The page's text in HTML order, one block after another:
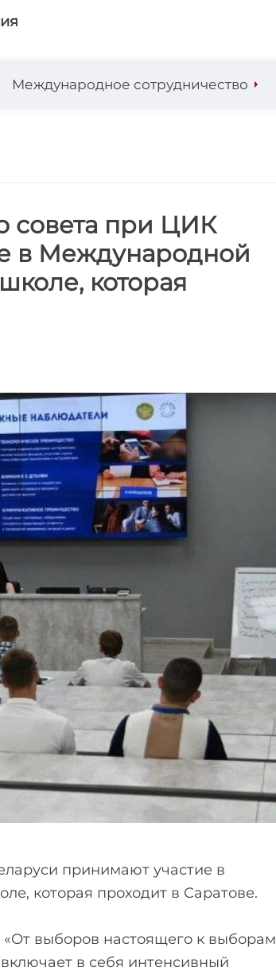
Международное сотрудничество
совета при ЦИК
в Международной
которая
принимают участие в
которая проходит в Саратове.
выборов настоящего к выборам
в себя интенсивный